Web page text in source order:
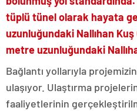
tüplü tünel olarak hayata
uzunluğundaki Nallıhan
metre uzunluğundaki
Bağlantı yollarıyla
ulaşıyor. Ulaştırma
faaliyetlerinin